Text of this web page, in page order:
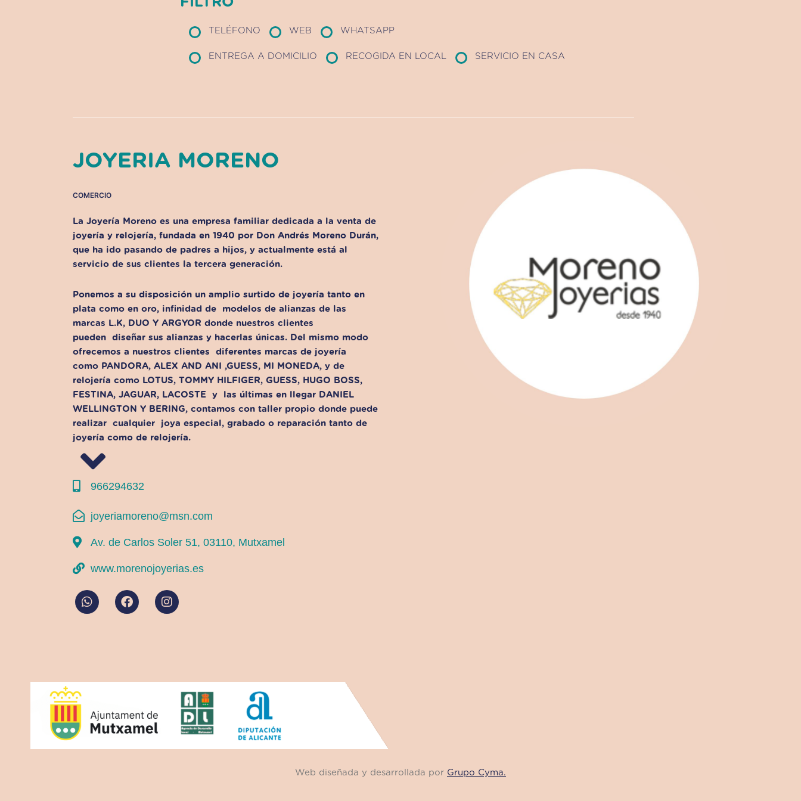
TELÉFONO WEB WHATSAPP
ENTREGA A DOMICILIO RECOGIDA EN LOCAL SERVICIO EN CASA
JOYERIA MORENO
COMERCIO
La Joyería Moreno es una empresa familiar dedicada a la venta de
joyería y relojería, fundada en 1940 por Don Andrés Moreno Durán,
que ha ido pasando de padres a hijos, y actualmente está al
servicio de sus clientes la tercera generación.
Ponemos a su disposición un amplio surtido de joyería tanto en
plata como en oro, infinidad de
modelos de alianzas de las
marcas L.K, DUO Y ARGYOR donde nuestros clientes
pueden
diseñar sus alianzas y hacerlas únicas. Del mismo modo
ofrecemos a nuestros clientes diferentes marcas de joyería
como PANDORA, ALEX AND ANI ,GUESS, MI MONEDA, y de
relojería como LOTUS, TOMMY HILFIGER, GUESS, HUGO BOSS,
FESTINA, JAGUAR, LACOSTE
y
las últimas en llegar DANIEL
WELLINGTON Y BERING, contamos con taller propio donde puede
realizar
cualquier
joya especial, grabado o reparación tanto de
joyería como de relojería.
966294632
joyeriamoreno@msn.com
Av. de Carlos Soler 51, 03110, Mutxamel
www.morenojoyerias.es
W
h
p
F
a
k
I
n
a
Web diseñada y desarrollada por Grupo Cyma.